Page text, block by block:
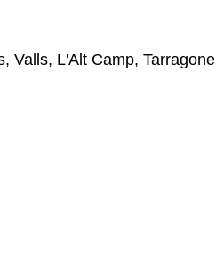
Valls, L'Alt Camp, Tarragone